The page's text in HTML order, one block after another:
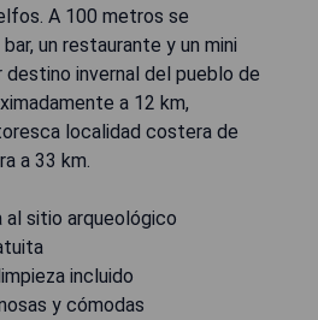
A 100 metros se
un restaurante y un mini
destino invernal del pueblo de
a 12 km,
localidad costera de
a 33 km.
al sitio arqueológico
incluido
y cómodas